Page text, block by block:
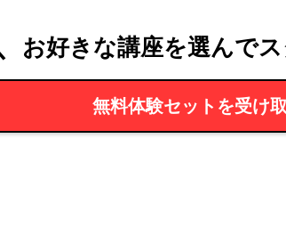
お好きな講座を選んでス
無料体験セットを受け